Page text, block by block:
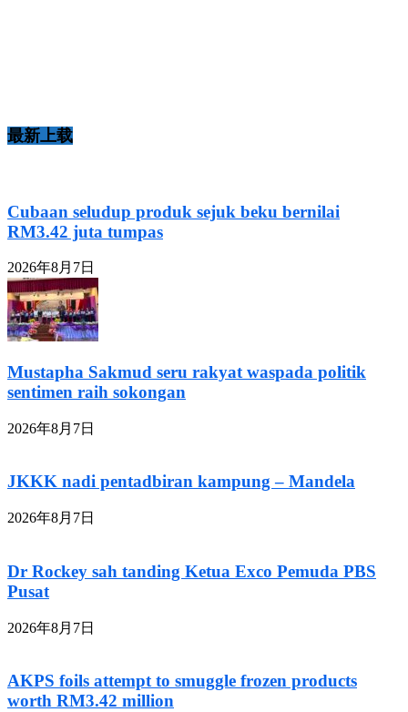
最新上载
Cubaan seludup produk sejuk beku bernilai
RM3.42 juta tumpas
2026年8月7日
Mustapha Sakmud seru rakyat waspada politik
sentimen raih sokongan
2026年8月7日
JKKK nadi pentadbiran kampung – Mandela
2026年8月7日
Dr Rockey sah tanding Ketua Exco Pemuda PBS
Pusat
2026年8月7日
AKPS foils attempt to smuggle frozen products
worth RM3.42 million